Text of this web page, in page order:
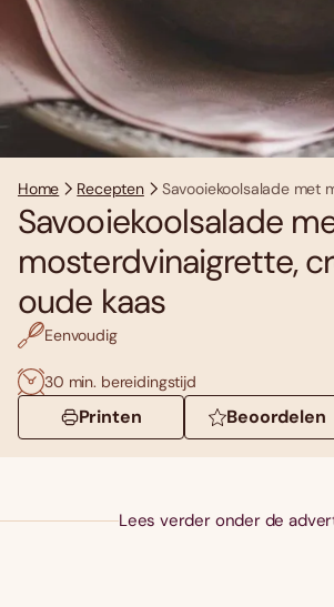
Home Recepten Savooiekoolsalade met
Savooiekoolsalade
mosterdvinaigrette,
oude kaas
Eenvoudig
30 min. bereidingstijd
Printen Beoordelen
Lees verder onder de